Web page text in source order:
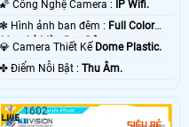
🌠 Công Nghệ Camera : IP Wifi.
❃ Hình ảnh ban đêm : Full Color
30m Có Màu Ban Ðêm.
💎 Camera Thiết Kế Dome Plastic.
️✤ Điểm Nỗi Bật :Thu Âm.
1602